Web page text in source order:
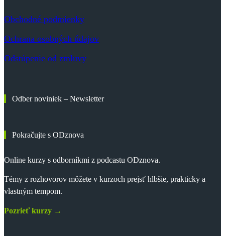
Obchodné podmienky
Ochrana osobných údajov
Odstúpenie od zmluvy
Odber noviniek – Newsletter
Pokračujte s ODznova
Online kurzy s odborníkmi z podcastu ODznova.
Témy z rozhovorov môžete v kurzoch prejsť hlbšie, prakticky a
vlastným tempom.
Pozrieť kurzy →